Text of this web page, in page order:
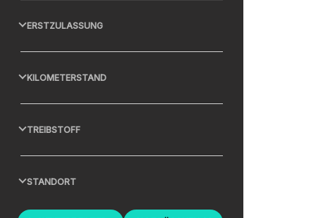
ERSTZULASSUNG
KILOMETERSTAND
TREIBSTOFF
STANDORT